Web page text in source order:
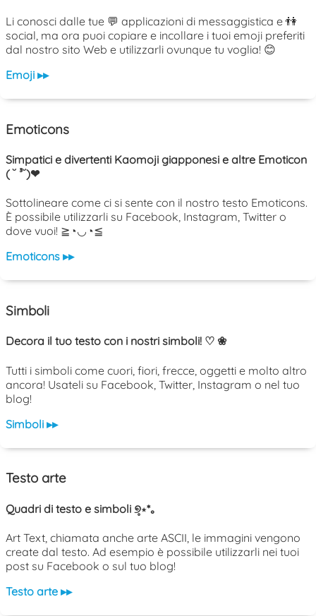
Li conosci dalle tue 💬 applicazioni di messaggistica e 👫
social, ma ora puoi copiare e incollare i tuoi emoji preferiti
dal nostro sito Web e utilizzarli ovunque tu voglia! 😊
Emoji ▸▸
Emoticons
Simpatici e divertenti Kaomoji giapponesi e altre Emoticon
( ˘ ³˘)❤
Sottolineare come ci si sente con il nostro testo Emoticons.
È possibile utilizzarli su Facebook, Instagram, Twitter o
dove vuoi! ≧◔◡◔≦
Emoticons ▸▸
Simboli
Decora il tuo testo con i nostri simboli! ♡ ❀
Tutti i simboli come cuori, fiori, frecce, oggetti e molto altro
ancora! Usateli su Facebook, Twitter, Instagram o nel tuo
blog!
Simboli ▸▸
Testo arte
Quadri di testo e simboli ୭̥⋆*｡
Art Text, chiamata anche arte ASCII, le immagini vengono
create dal testo. Ad esempio è possibile utilizzarli nei tuoi
post su Facebook o sul tuo blog!
Testo arte ▸▸